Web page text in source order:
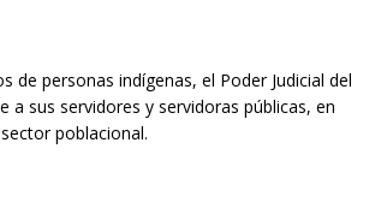
personas indígenas, el Poder Judicial del
sus servidores y servidoras públicas, en
poblacional.